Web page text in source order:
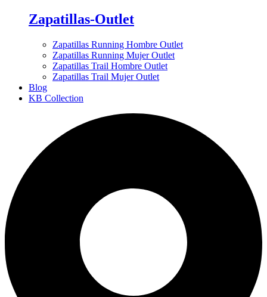
Zapatillas-Outlet
Zapatillas Running Hombre Outlet
Zapatillas Running Mujer Outlet
Zapatillas Trail Hombre Outlet
Zapatillas Trail Mujer Outlet
Blog
KB Collection